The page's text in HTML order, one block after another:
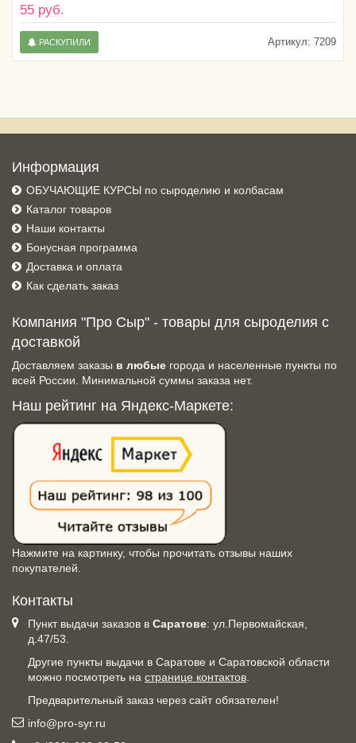
55 руб.
Артикул: 7209
РАСКУПИЛИ
Информация
ОБУЧАЮЩИЕ КУРСЫ по сыроделию и колбасам
Каталог товаров
Наши контакты
Бонусная программа
Доставка и оплата
Как сделать заказ
Компания "Про Сыр" - товары для сыроделия с
доставкой
Доставляем заказы в любые города и населенные пункты по
всей России. Минимальной суммы заказа нет.
Наш рейтинг на Яндекс-Маркете:
Нажмите на картинку, чтобы прочитать отзывы наших
покупателей.
Контакты
Пункт выдачи заказов в Саратове: ул.Первомайская,
д.47/53.
Другие пункты выдачи в Саратове и Саратовской области
можно посмотреть на странице контактов
Предварительный заказ через сайт обязателен!
info@pro-syr.ru